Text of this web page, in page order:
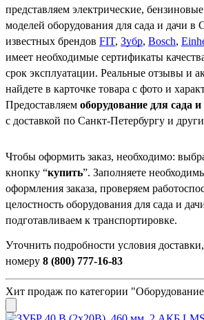
представляем электрические,
моделей оборудования для сада и дачи в
известных брендов FIT, Зубр, Bosch,
имеет необходимые сертификаты
срок эксплуатации. Реальные отзывы и
найдете в карточке товара с фото и
Предоставляем оборудование для сада
с доставкой по Санкт-Петербургу и
Чтобы оформить заказ, необходимо:
кнопку “купить”. Заполняете
оформления заказа, проверяем
целостность оборудования для сада и
подготавливаем к транспортировке.
Уточнить подробности условия
номеру 8 (800) 777-16-83
Хит продаж по категории